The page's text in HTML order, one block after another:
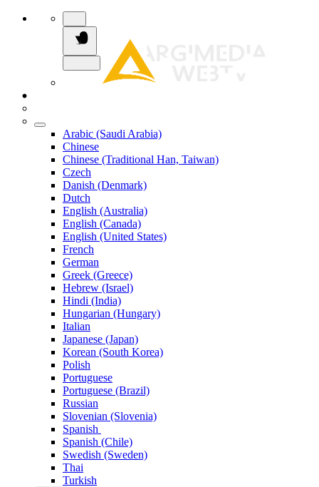
Arabic (Saudi Arabia)
Chinese
Chinese (Traditional Han, Taiwan)
Czech
Danish (Denmark)
Dutch
English (Australia)
English (Canada)
English (United States)
French
German
Greek (Greece)
Hebrew (Israel)
Hindi (India)
Hungarian (Hungary)
Italian
Japanese (Japan)
Korean (South Korea)
Polish
Portuguese
Portuguese (Brazil)
Russian
Slovenian (Slovenia)
Spanish
Spanish (Chile)
Swedish (Sweden)
Thai
Turkish